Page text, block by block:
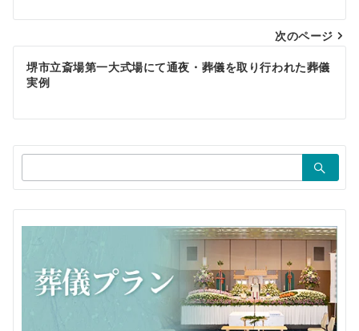
ナ
ビ
ゲ
ー
シ
ョ
ン
次のページ
堺市立斎場第一大式場にて通夜・葬儀を取り行われた葬儀
実例
索：